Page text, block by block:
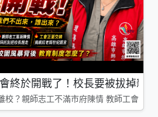
終於開戰了！校長要被拔掉親
校？親師志工不滿市府陳情 教師工會槓